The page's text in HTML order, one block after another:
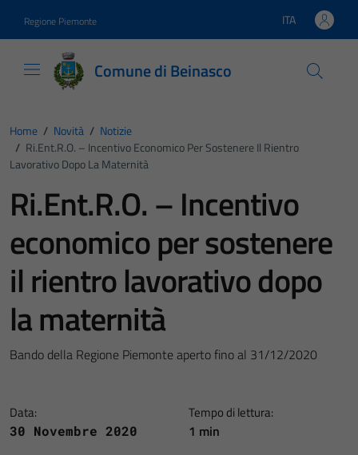
Regione Piemonte Lingua attiva:
ITA
Comune di Beinasco
Home / Novità / Notizie
/ Ri.Ent.R.O. – Incentivo Economico Per Sostenere Il Rientro
Lavorativo Dopo La Maternità
Ri.Ent.R.O. – Incentivo
economico per sostenere
il rientro lavorativo dopo
la maternità
Bando della Regione Piemonte aperto fino al 31/12/2020
Data:
30 Novembre 2020
Tempo di lettura:
1 min